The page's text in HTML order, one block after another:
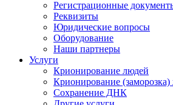
Регистрационные
Реквизиты
Юридические вопросы
Оборудование
Наши партнеры
Услуги
Крионирование людей
Крионирование
Сохранение ДНК